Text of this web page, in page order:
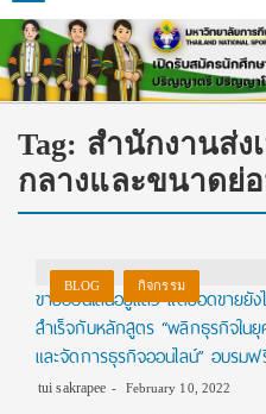
Tag: สำนักงานส่ง
กลางและขนาดย่
BLOG กิจกรรม
ขายออนไลน์อยู่แล้ว แต่ยอดขายยั
สำเร็จกับหลักสูตร “พลิกธุรกิจใ
และจัดการธุรกิจออนไลน์” อบรมฟ
tui sakrapee February 10, 2022